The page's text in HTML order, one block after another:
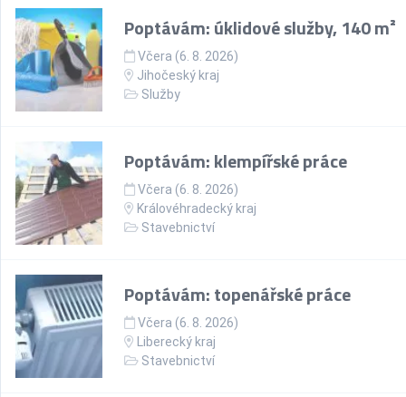
Poptávám: úklidové služby, 140 m²
Včera (6. 8. 2026)
Jihočeský kraj
Služby
Poptávám: klempířské práce
Včera (6. 8. 2026)
Královéhradecký kraj
Stavebnictví
Poptávám: topenářské práce
Včera (6. 8. 2026)
Liberecký kraj
Stavebnictví